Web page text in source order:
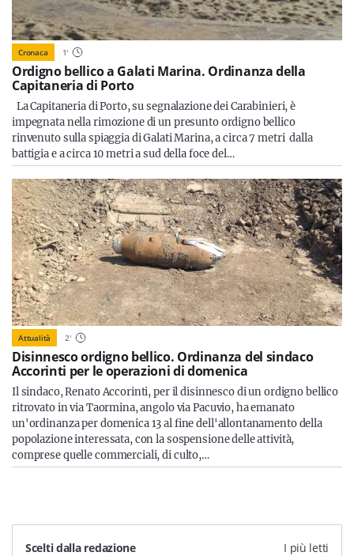
Cronaca 1'
Ordigno bellico a Galati Marina. Ordinanza della
Capitaneria di Porto
La Capitaneria di Porto, su segnalazione dei Carabinieri, è
impegnata nella rimozione di un presunto ordigno bellico
rinvenuto sulla spiaggia di Galati Marina, a circa 7 metri dalla
battigia e a circa 10 metri a sud della foce del…
Attualità 2'
Disinnesco ordigno bellico. Ordinanza del sindaco
Accorinti per le operazioni di domenica
Il sindaco, Renato Accorinti, per il disinnesco di un ordigno bellico
ritrovato in via Taormina, angolo via Pacuvio, ha emanato
un'ordinanza per domenica 13 al fine dell'allontanamento della
popolazione interessata, con la sospensione delle attività,
comprese quelle commerciali, di culto,…
Scelti dalla redazione I più letti